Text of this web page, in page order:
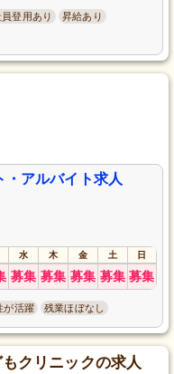
登用あり
昇給あり
アルバイト求人
水 木 金 土 日
募集 募集 募集 募集 募集
が活躍 残業ほぼなし
クリニックの求人